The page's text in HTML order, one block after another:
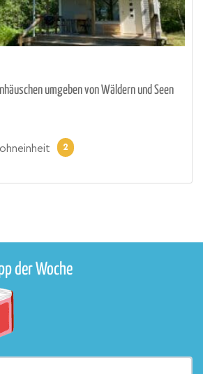
umgeben von Wäldern und Seen
2
der Woche